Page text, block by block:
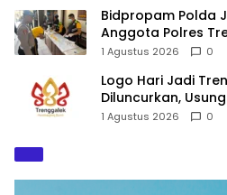
Bidpropam Polda
Anggota Polres
1 Agustus 2026 0
Logo Hari Jadi
Diluncurkan,
Bumi” Gaungkan
1 Agustus 2026 0